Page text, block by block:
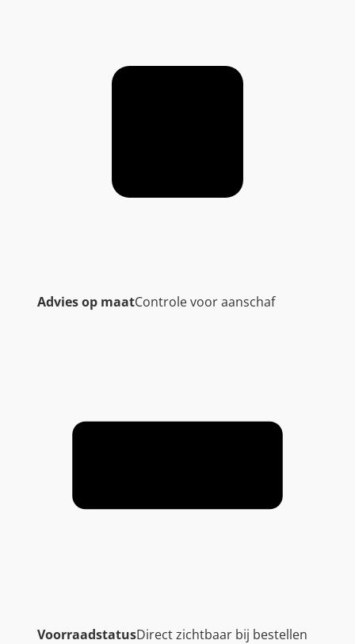
Advies op maatControle voor aanschaf
VoorraadstatusDirect zichtbaar bij bestellen